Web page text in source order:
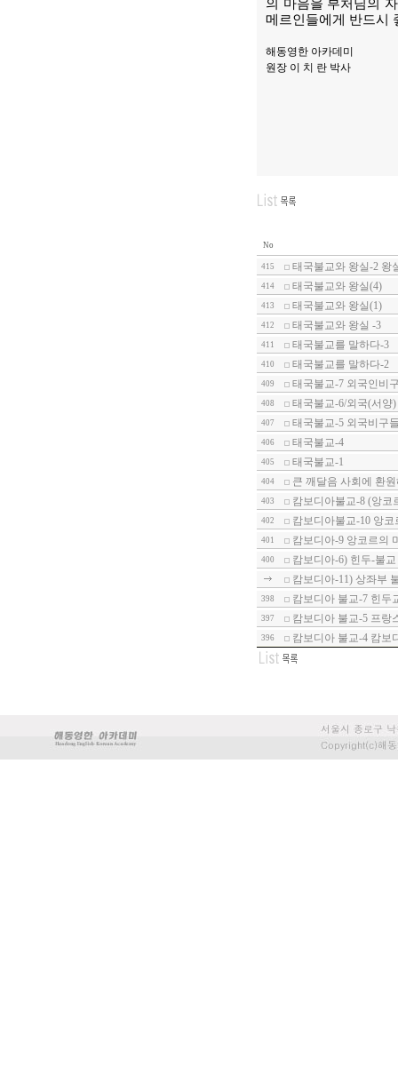
의 마음을 부처님의
메르인들에게 반드시
해동영한 아카데미
원장 이 치 란 박사
No
415 태국불교와 왕실-2 왕
414 태국불교와 왕실(4)
413 태국불교와 왕실(1)
412 태국불교와 왕실 -3
411 태국불교를 말하다-3
410 태국불교를 말하다-2
409 태국불교-7 외국인비
408 태국불교-6/외국(서양
407 태국불교-5 외국비구
406 태국불교-4
405 태국불교-1
404 큰 깨달음 사회에 환
403 캄보디아불교-8 (앙
402 캄보디아불교-10 앙
401 캄보디아-9 앙코르의
400
캄보디아-6) 힌두-불
캄보디아-11) 상좌부
398 캄보디아 불교-7 힌두
397 캄보디아 불교-5 프랑
396 캄보디아 불교-4 캄보